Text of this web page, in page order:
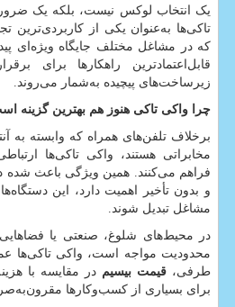
یک انتخاب لوکس نیست، بلکه یک
تاکی‌ها به‌عنوان یکی از کاربردی‌ترین
که در مشاغل مختلف جایگاه ویژه‌ای
قابل‌اعتمادترین راهکارها برای
زیرساخت‌های پیچیده به‌شمار می‌روند.
چرا واکی تاکی هنوز هم بهترین گزینه
برخلاف تلفن‌های همراه که وابسته به
مخابراتی هستند، واکی تاکی‌ها
فراهم می‌کنند. همین ویژگی باعث شده
و بدون تأخیر اهمیت دارد، این
مشاغل تبدیل شوند.
در محیط‌های شلوغ، صنعتی یا
محدودیت مواجه است، واکی تاکی‌ها
طرفی، قیمت بیسیم در مقایسه با
برای بسیاری از کسب‌وکارها